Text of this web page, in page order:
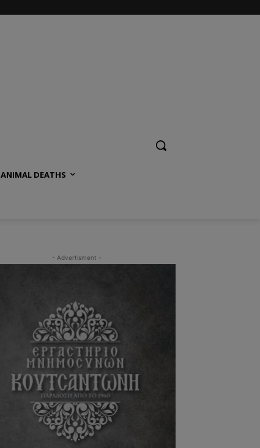
ANIMAL DEATHS
- Advertisment -